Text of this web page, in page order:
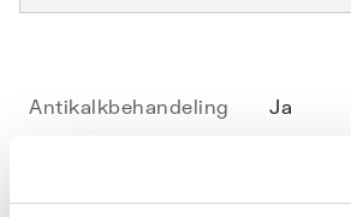
Antikalkbehandeling Ja